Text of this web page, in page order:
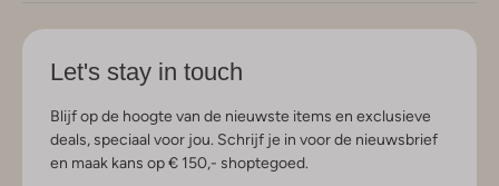
Let's stay in touch
Blijf op de hoogte van de nieuwste items en exclusieve
deals, speciaal voor jou. Schrijf je in voor de nieuwsbrief
en maak kans op € 150,- shoptegoed.